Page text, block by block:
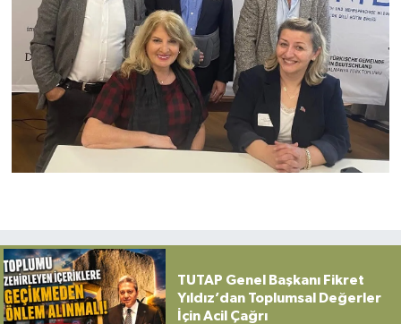
TUTAP Genel Başkanı Fikret
Yıldız’dan Toplumsal Değerler
İçin Acil Çağrı